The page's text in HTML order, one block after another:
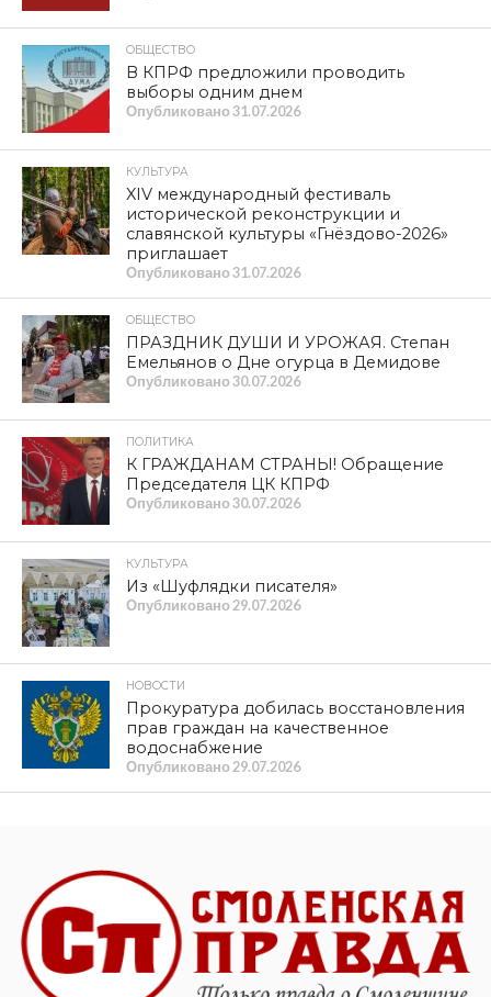
ОБЩЕСТВО
В КПРФ предложили проводить
выборы одним днем
Опубликовано31.07.2026
КУЛЬТУРА
XIV международный фестиваль
исторической реконструкции и
славянской культуры «Гнёздово-2026»
приглашает
Опубликовано31.07.2026
ОБЩЕСТВО
ПРАЗДНИК ДУШИ И УРОЖАЯ. Степан
Емельянов о Дне огурца в Демидове
Опубликовано30.07.2026
ПОЛИТИКА
К ГРАЖДАНАМ СТРАНЫ! Обращение
Председателя ЦК КПРФ
Опубликовано30.07.2026
КУЛЬТУРА
Из «Шуфлядки писателя»
Опубликовано 29.07.2026
НОВОСТИ
Прокуратура добилась восстановления
прав граждан на качественное
водоснабжение
Опубликовано 29.07.2026